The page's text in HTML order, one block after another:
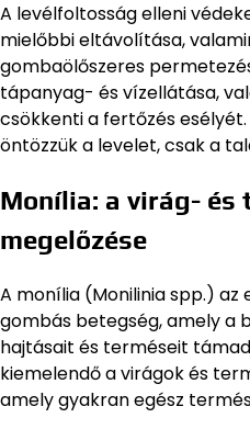
A levélfoltosság elleni
mielőbbi eltávolítása,
gombaölőszeres
tápanyag- és vízellátása,
csökkenti a fertőzés
öntözzük a levelet, csak a
Monília: a virág- és
megelőzése
A monília (Monilinia spp.) az
gombás betegség, amely a
hajtásait és terméseit
kiemelendő a virágok és
amely gyakran egész